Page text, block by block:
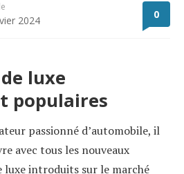
2024 0
luxe
populaires
passionné d’automobile, il
avec tous les nouveaux
luxe introduits sur le marché